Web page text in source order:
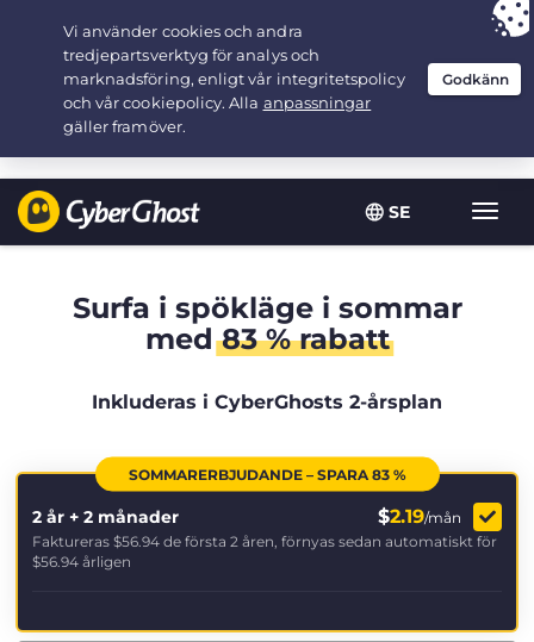
SE
Växla
Your choice:The Best Dealfor 2.1666666666667-years at $
/month
Surfa i spökläge i sommar
med83 % rabatt
Inkluderas i CyberGhosts 2-årsplan
SOMMARERBJUDANDE – SPARA 83 %
2 år + 2 månader $2.19/mån
Faktureras $56.94 de första 2 åren, förnyas sedan automatiskt för
$56.94 årligen